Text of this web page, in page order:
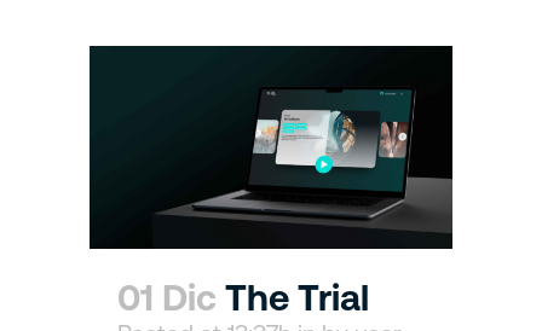
01 Dic The Trial